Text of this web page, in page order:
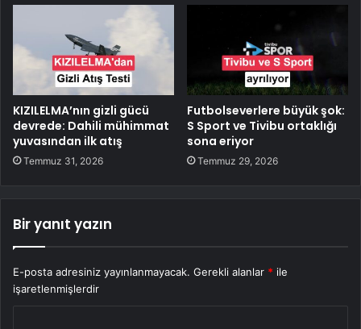
KIZILELMA’nın gizli gücü
devrede: Dahili mühimmat
yuvasından ilk atış
Temmuz 31, 2026
Futbolseverlere büyük şok:
S Sport ve Tivibu ortaklığı
sona eriyor
Temmuz 29, 2026
Bir yanıt yazın
E-posta adresiniz yayınlanmayacak. Gerekli alanlar * ile
işaretlenmişlerdir